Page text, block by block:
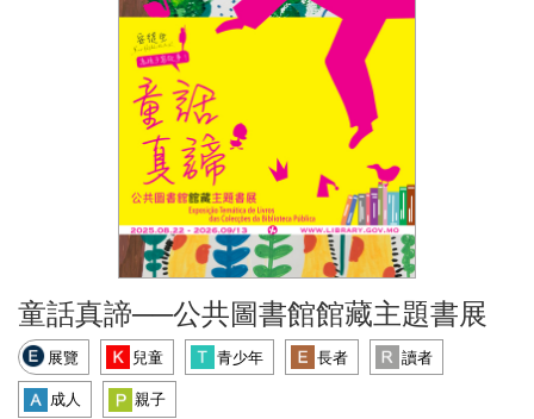
童話真諦──公共圖書館館藏主題書展
展覽 兒童 青少年 長者
讀者
成人
親子